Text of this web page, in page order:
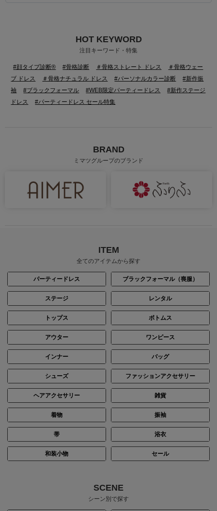
身長：150cm
身長：155cm 身長：155cm
身長：156cm 身長：154cm
HOT KEYWORD
注目キーワード・特集
#顔タイプ診断® #骨格診断 ＃骨格ストレート ドレス
＃骨格ウェー
ブ ドレス
＃骨格ナチュラル ドレス #パーソナルカラー診断
#新作振
袖
#ブラックフォーマル #WEB限定パーティードレス
#新作ステージ
ドレス
#パーティードレス セール特集
BRAND
ミマツグループのブランド
ITEM
全てのアイテムから探す
パーティードレス ブラックフォーマル（喪服）
ステージ レンタル
トップス ボトムス
アウター ワンピース
インナー バッグ
シューズ ファッションアクセサリー
ヘアアクセサリー 雑貨
着物 振袖
帯 浴衣
和装小物 セール
SCENE
シーン別で探す